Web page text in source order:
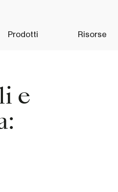
Prodotti Risorse
e